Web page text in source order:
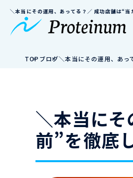
＼本当にその運用、あってる？／ 成功店舗は“
TOP ブログ＼本当にその運用、あ
＼本当に
前”を徹底